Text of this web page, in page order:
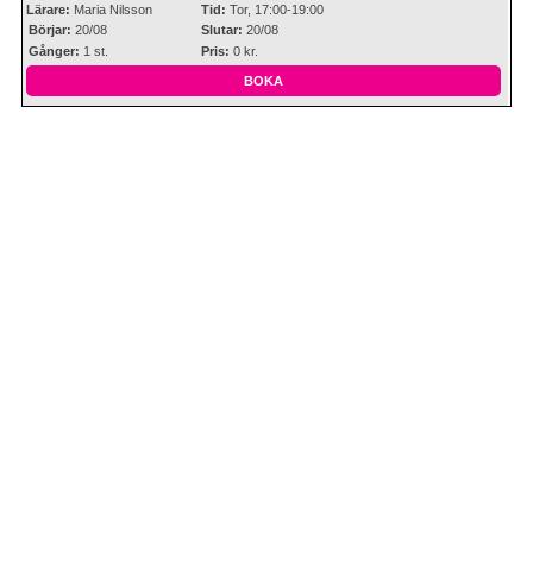
Lärare: Maria Nilsson Tid: Tor, 17:00-19:00
Börjar: 20/08 Slutar: 20/08
Gånger: 1 st. Pris: 0 kr.
BOKA